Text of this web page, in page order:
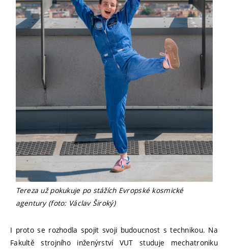
Tereza už pokukuje po stážích Evropské kosmické
agentury (foto: Václav Široký)
I proto se rozhodla spojit svoji budoucnost s technikou. Na
Fakultě strojního inženýrství VUT studuje mechatroniku